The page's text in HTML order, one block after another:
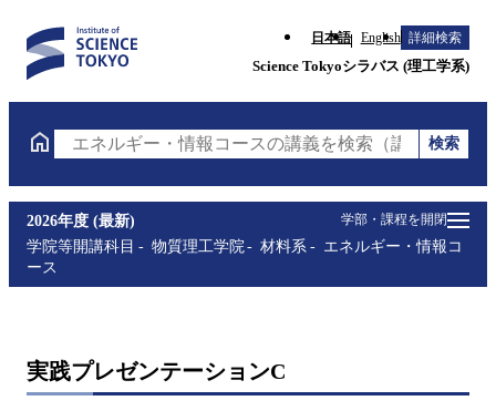
日本語 English 詳細検索
Science Tokyoシラバス (理工学系)
エネルギー・情報コースの講義を検索（講義名・科
検索
学部・課程を開閉
2026年度 (最新)
学院等開講科目
物質理工学院 材料系
エネルギー・情報コ
ース
実践プレゼンテーションC